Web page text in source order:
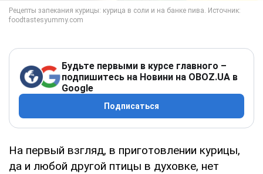
Будьте первыми в курсе главного –
подпишитесь на Новини на OBOZ.UA в
Google
Подписаться
На первый взгляд, в приготовлении курицы,
да и любой другой птицы в духовке, нет